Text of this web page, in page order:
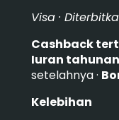
Visa ·
Cashback
Iuran
setelahnya ·
Kelebihan